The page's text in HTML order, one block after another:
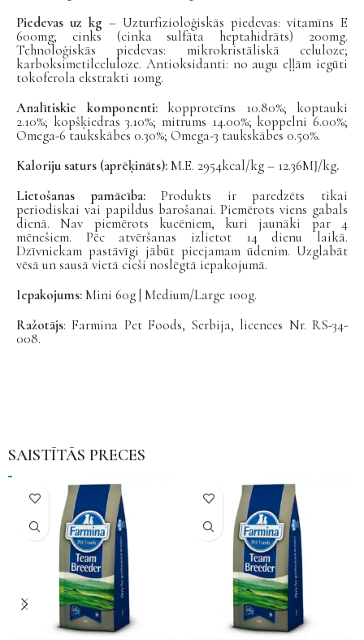
Piedevas uz kg – Uzturfizioloģiskās piedevas: vitamīns E
600mg; cinks (cinka sulfāta heptahidrāts) 200mg.
Tehnoloģiskās piedevas: mikrokristāliskā celuloze;
karboksimetilceluloze. Antioksidanti: no augu eļļām iegūti
tokoferola ekstrakti 10mg.
Analītiskie komponenti: kopproteīns 10.80%; koptauki
2.10%; kopšķiedras 3.10%; mitrums 14.00%; koppelni 6.00%;
Omega-6 taukskābes 0.30%; Omega-3 taukskābes 0.50%.
Kaloriju saturs (aprēķināts):M.E. 2954kcal/kg – 12.36MJ/kg.
Lietošanas pamācība:Produkts ir paredzēts tikai
periodiskai vai papildus barošanai. Piemērots viens gabals
dienā. Nav piemērots kucēniem, kuri jaunāki par 4
mēnešiem. Pēc atvēršanas izlietot 14 dienu laikā.
Dzīvniekam pastāvīgi jābūt pieejamam ūdenim. Uzglabāt
vēsā un sausā vietā cieši noslēgtā iepakojumā.
Iepakojums:Mini 60g | Medium/Large 100g.
Ražotājs: Farmina Pet Foods, Serbija, licences Nr. RS-34-
008.
SAISTĪTĀS PRECES